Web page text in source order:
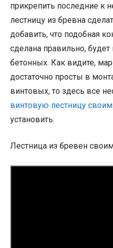
прикрепить последние к
лестницу из бревна
добавить, что подобная
сделана правильно,
бетонных. Как видите,
достаточно просты в
винтовых, то здесь все
винтовую лестницу
установить.
Лестница из бревен